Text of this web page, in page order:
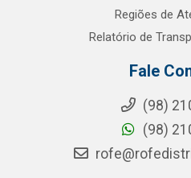
Regiões de
Relatório de
Fale
(98)
(98)